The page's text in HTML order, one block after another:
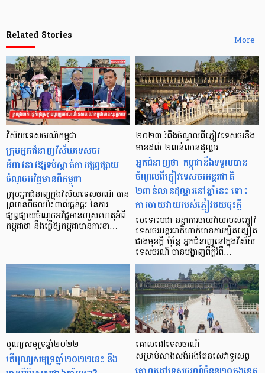
More
Related Stories
វិស័យទេសចរណ៍កម្ពុជា
ក្រុមអ្នកជំនាញវិស័យទេសចរ
អំពាវនាវឱ្យទប់ស្កាត់ការផ្សព្វផ្សាយ
ចំណុចអវិជ្ជមានពីកម្ពុជា
ក្រុមអ្នកជំនាញក្នុងវិស័យទេសចរណ៍ បាន
ព្រមានពីផលប៉ះពាល់ធ្ងន់ធ្ងរ នៃការ
ផ្សព្វផ្សាយចំណុចអវិជ្ជមានហួសហេតុអំពី
កម្ពុជាថា នឹងធ្វើឱ្យកម្ពុជាមានការខា…
២០២៣ រំពឹងចំណូលពីភ្ញៀវទេសចរនឹង
មានដល់ ២ពាន់លានដុល្លារ
អ្នកជំនាញថា កម្ពុជានឹងទទួលបាន
ចំណូលពីភ្ញៀវទេសចរអន្តរជាតិ
២ពាន់លានដុល្លារនៅឆ្នាំនេះ ទោះ
ការចាយវាយរបស់ភ្ញៀវថយចុះក្ដី
បើទោះបីជា និន្នាការចាយវាយរបស់ភ្ញៀវ
ទេសចរអន្តរជាតិហាក់មានការក្បិតត្បៀត
ជាងមុនក្ដី ប៉ុន្ដែ អ្នកជំនាញនៅក្នុងវិស័យ
ទេសចរណ៍ បានបង្ហាញពីក្ដីរំពឹ…
បុណ្យសមុទ្រឆ្នាំ២០២២
តើបុណ្យសមុទ្រឆ្នាំ២០២២នេះ នឹង
គោលដៅទេសចរណ៍
សម្រាប់សាងសង់អង់តែនសេវាទូរសព្ទ